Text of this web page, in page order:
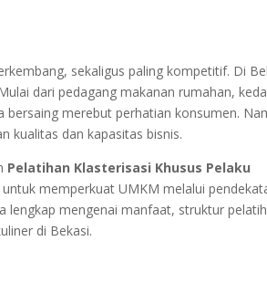
sekaligus paling kompetitif. Di
dari pedagang makanan rumahan,
merebut perhatian konsumen.
kualitas dan kapasitas bisnis.
Pelatihan Klasterisasi Khusus Pelaku
memperkuat UMKM melalui
lengkap mengenai manfaat, struktur
di Bekasi.